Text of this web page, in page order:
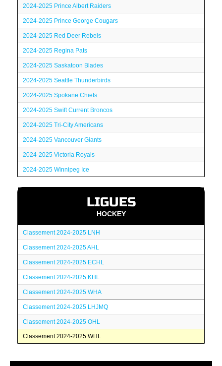
2024-2025 Prince Albert Raiders
2024-2025 Prince George Cougars
2024-2025 Red Deer Rebels
2024-2025 Regina Pats
2024-2025 Saskatoon Blades
2024-2025 Seattle Thunderbirds
2024-2025 Spokane Chiefs
2024-2025 Swift Current Broncos
2024-2025 Tri-City Americans
2024-2025 Vancouver Giants
2024-2025 Victoria Royals
2024-2025 Winnipeg Ice
LIGUES
HOCKEY
Classement 2024-2025 LNH
Classement 2024-2025 AHL
Classement 2024-2025 ECHL
Classement 2024-2025 KHL
Classement 2024-2025 WHA
Classement 2024-2025 LHJMQ
Classement 2024-2025 OHL
Classement 2024-2025 WHL